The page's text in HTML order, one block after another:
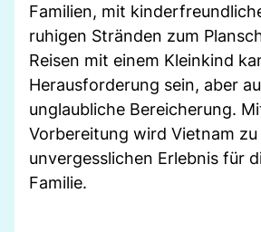
Familien, mit
ruhigen Stränden zum
Reisen mit einem Kleinkind
Herausforderung sein, aber
unglaubliche Bereicherung.
Vorbereitung wird Vietnam zu
unvergesslichen Erlebnis für
Familie.